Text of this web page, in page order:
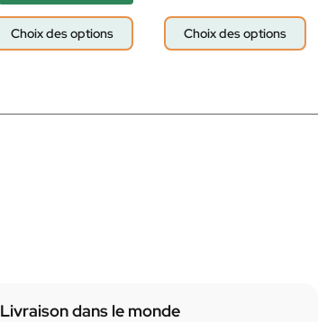
Choix des options Choix des options
Livraison dans le monde